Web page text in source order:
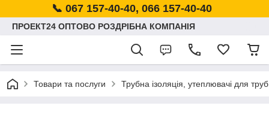
📞 067 157-40-40, 066 157-40-40
ПРОЕКТ24 ОПТОВО РОЗДРІБНА КОМПАНІЯ
Товари та послуги Трубна ізоляція, утеплювачі для труб